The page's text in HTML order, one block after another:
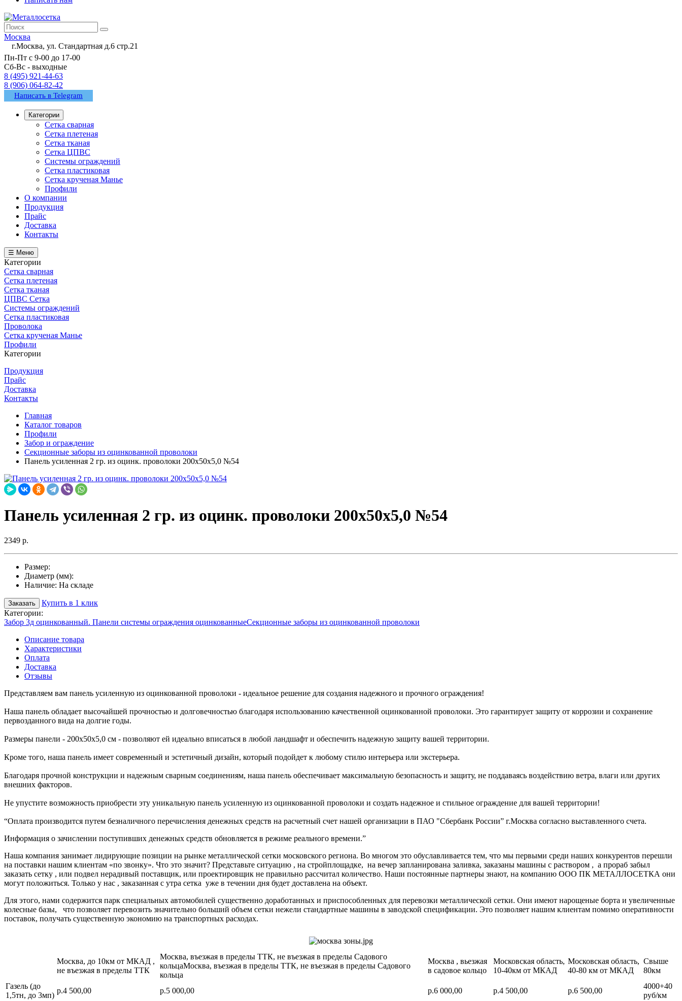
Москва
г.Москва, ул. Стандартная д.6 стр.21
Пн-Пт с 9-00 до 17-00
Сб-Вс - выходные
8 (495) 921-44-63
8 (906) 064-82-42
Написать в Telegram
Категории
Сетка сварная
Сетка плетеная
Сетка тканая
Сетка ЦПВС
Системы ограждений
Сетка пластиковая
Сетка крученая Манье
Профили
О компании
Продукция
Прайс
Доставка
Контакты
☰ Меню
Категории
Сетка сварная
Сетка плетеная
Сетка тканая
ЦПВС Сетка
Системы ограждений
Сетка пластиковая
Проволока
Сетка крученая Манье
Профили
Категории
Продукция
Прайс
Доставка
Контакты
Главная
Каталог товаров
Профили
Забор и ограждение
Секционные заборы из оцинкованной проволоки
Панель усиленная 2 гр. из оцинк. проволоки 200х50х5,0 №54
Панель усиленная 2 гр. из оцинк. проволоки 200х50х5,0 №54
2349 р.
Размер:
Диаметр (мм):
Наличие: На складе
Заказать
Купить в 1 клик
Категории:
Забор 3д оцинкованный. Панели системы ограждения оцинкованныеСекционные заборы из оцинкованной проволоки
Описание товара
Характеристики
Оплата
Доставка
Отзывы
Представляем вам панель усиленную из оцинкованной проволоки - идеальное решение для создания надежного и прочного ограждения!
Наша панель обладает высочайшей прочностью и долговечностью благодаря использованию качественной оцинкованной проволоки. Это гарантирует защиту от коррозии и сохранение
первозданного вида на долгие годы.
Размеры панели - 200х50х5,0 см - позволяют ей идеально вписаться в любой ландшафт и обеспечить надежную защиту вашей территории.
Кроме того, наша панель имеет современный и эстетичный дизайн, который подойдет к любому стилю интерьера или экстерьера.
Благодаря прочной конструкции и надежным сварным соединениям, наша панель обеспечивает максимальную безопасность и защиту, не поддаваясь воздействию ветра, влаги или других
внешних факторов.
Не упустите возможность приобрести эту уникальную панель усиленную из оцинкованной проволоки и создать надежное и стильное ограждение для вашей территории!
“Оплата производится путем безналичного перечисления денежных средств на расчетный счет нашей организации в ПАО "Сбербанк России” г.Москва согласно выставленного счета.
Информация о зачислении поступивших денежных средств обновляется в режиме реального времени.”
Наша компания занимает лидирующие позиции на рынке металлической сетки московского региона. Во многом это обуславливается тем, что мы первыми среди наших конкурентов перешли
на поставки нашим клиентам «по звонку». Что это значит? Представьте ситуацию , на стройплощадке, на вечер запланирована заливка, заказаны машины с раствором , а прораб забыл
заказать сетку , или подвел нерадивый поставщик, или проектировщик не правильно рассчитал количество. Наши постоянные партнеры знают, на компанию ООО ПК МЕТАЛЛОСЕТКА они
могут положиться. Только у нас , заказанная с утра сетка уже в течении дня будет доставлена на объект.
Для этого, нами содержится парк специальных автомобилей существенно доработанных и приспособленных для перевозки металлической сетки. Они имеют нарощеные борта и увеличенные
колесные базы, что позволяет перевозить значительно больший объем сетки нежели стандартные машины в заводской спецификации. Это позволяет нашим клиентам помимо оперативности
поставок, получать существенную экономию на транспортных расходах.
Москва, до 10км от МКАД ,
не въезжая в пределы ТТК
Москва, въезжая в пределы ТТК, не въезжая в пределы Садового
кольцаМосква, въезжая в пределы ТТК, не въезжая в пределы Садового
кольца
Москва , вьезжая
в садовое кольцо
Московская область,
10-40км от МКАД
Московская область,
40-80 км от МКАД
Свыше
80км
Газель (до
1,5тн, до 3мп)
р.4 500,00 р.5 000,00 р.6 000,00 р.4 500,00 р.6 500,00
4000+40
руб/км